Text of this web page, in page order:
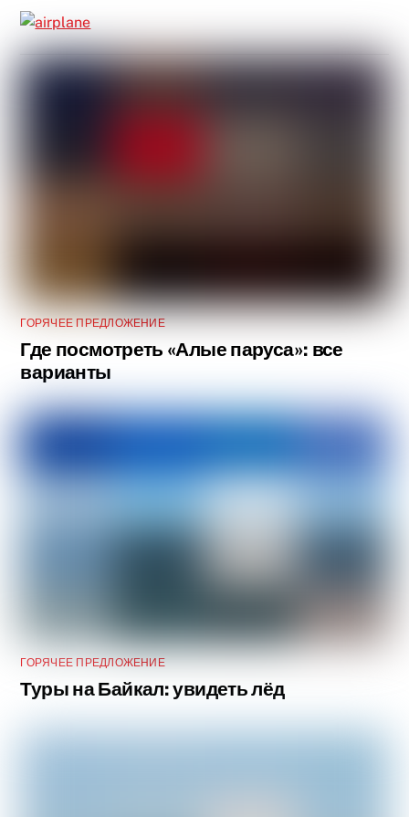
ГОРЯЧЕЕ ПРЕДЛОЖЕНИЕ
Где посмотреть «Алые паруса»: все
варианты
ГОРЯЧЕЕ ПРЕДЛОЖЕНИЕ
Туры на Байкал: увидеть лёд